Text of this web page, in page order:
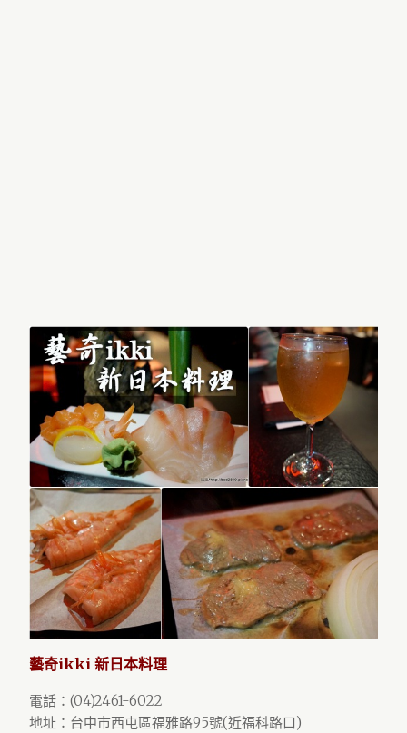
藝奇ikki 新日本料理
電話：(04)2461-6022
地址：台中市西屯區福雅路95號(近福科路口)